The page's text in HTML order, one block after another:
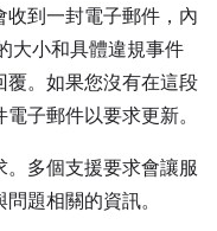
到一封電子郵件，內
大小和具體違規事件
覆。如果您沒有在這段
子郵件以要求更新。
多個支援要求會讓服
題相關的資訊。